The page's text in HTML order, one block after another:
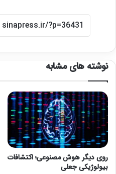
نوشته های مشابه
روی دیگر هوش مصنوعی؛ اکتشافات
بیولوژیکی جعلی